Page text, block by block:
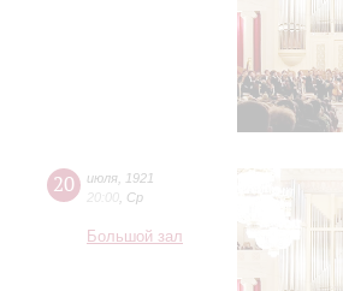
20 июля
1921
20:00 Ср
Большой зал